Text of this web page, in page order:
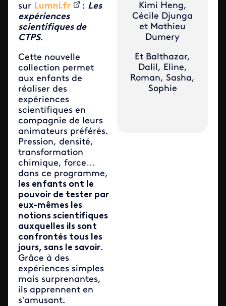
sur Lumni.fr : Les
expériences
scientifiques de
CTPS.
Cette nouvelle
collection permet
aux enfants de
réaliser des
expériences
scientifiques en
compagnie de leurs
animateurs préférés.
Pression, densité,
transformation
chimique, force…
dans ce programme,
les enfants ont le
pouvoir de tester par
eux-mêmes les
notions scientifiques
auxquelles ils sont
confrontés tous les
jours, sans le savoir.
Grâce à des
expériences simples
mais surprenantes,
ils apprennent en
s’amusant.
Kimi Heng,
Cécile Djunga
et Mathieu
Dumery
Et Balthazar,
Dalil, Eline,
Roman, Sasha,
Sophie